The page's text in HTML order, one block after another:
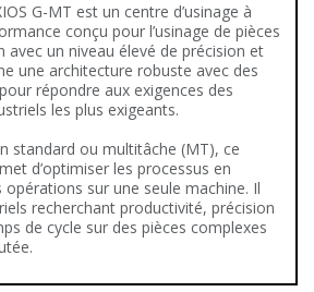
G-MT est un centre d’usinage à
conçu pour l’usinage de pièces
avec un niveau élevé de précision et
une architecture robuste avec des
répondre aux exigences des
les plus exigeants.
standard ou multitâche (MT), ce
d’optimiser les processus en
sur une seule machine. Il
recherchant productivité, précision
de cycle sur des pièces complexes